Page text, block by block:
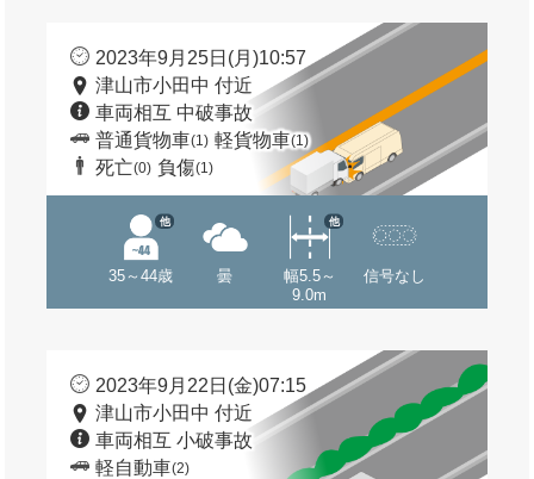
2023年9月25日(月)10:57
津山市小田中 付近
車両相互 中破事故
普通貨物車(1) 軽貨物車(1)
死亡(0) 負傷(1)
35～44歳
他
曇
幅5.5～
9.0m
他
信号なし
2023年9月22日(金)07:15
津山市小田中 付近
車両相互 小破事故
軽自動車(2)